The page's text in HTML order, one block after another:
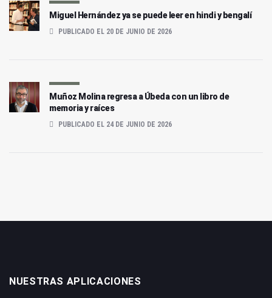
Miguel Hernández ya se puede leer en hindi y bengalí
PUBLICADO EL 20 DE JUNIO DE 2026
Muñoz Molina regresa a Úbeda con un libro de
memoria y raíces
PUBLICADO EL 24 DE JUNIO DE 2026
NUESTRAS APLICACIONES